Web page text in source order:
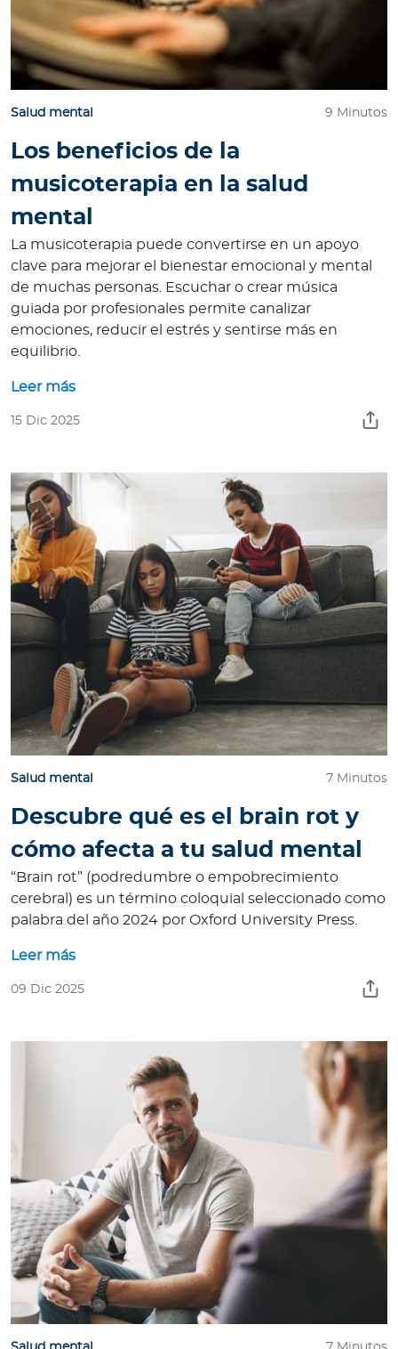
Salud mental 9 Minutos
Los beneficios de la
musicoterapia en la salud
mental
La musicoterapia puede convertirse en un apoyo
clave para mejorar el bienestar emocional y mental
de muchas personas. Escuchar o crear música
guiada por profesionales permite canalizar
emociones, reducir el estrés y sentirse más en
equilibrio.
Leer más
15 Dic 2025
Salud mental 7 Minutos
Descubre qué es el brain rot y
cómo afecta a tu salud mental
“Brain rot” (podredumbre o empobrecimiento
cerebral) es un término coloquial seleccionado como
palabra del año 2024 por Oxford University Press.
Leer más
09 Dic 2025